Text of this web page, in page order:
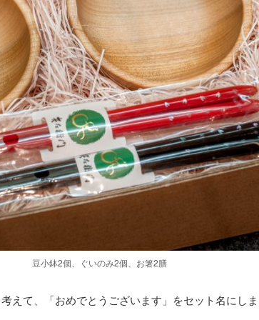
豆小鉢2個、ぐいのみ2個、お箸2膳
えて、「おめでとうございます」をセット名にし